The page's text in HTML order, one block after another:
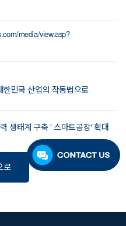
media/view.asp?
한민국 산업의 작동법으로
생태계 구축 ' 스마트공장' 확대
로